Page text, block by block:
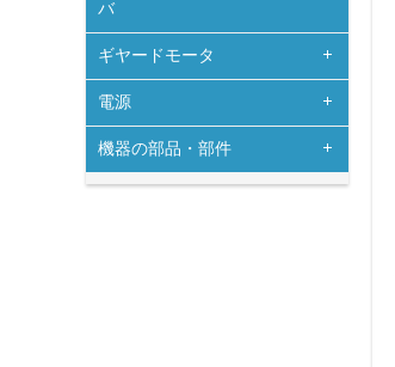
バ
ギヤードモータ
電源
機器の部品・部件